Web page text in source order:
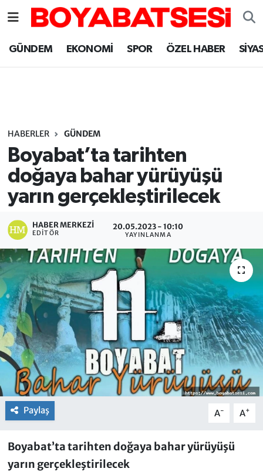
GÜNDEM EKONOMİ SPOR ÖZEL HABER
HABERLER GÜNDEM
Boyabat’ta tarihten
doğaya bahar yürüyüşü
yarın gerçekleştirilecek
HABER MERKEZI
EDITÖR
20.05.2023 - 10:10
YAYINLANMA
Paylaş A- A+
Boyabat’ta tarihten doğaya bahar yürüyüşü
yarın gerçekleştirilecek
Sinop Nöbetçi Eczaneler
Sinop Trafik Yoğunluk Haritası
Süper Lig Puan Durumu ve Fikstür
Tüm Manşetler
Son Dakika Haberleri
Haber Arşivi